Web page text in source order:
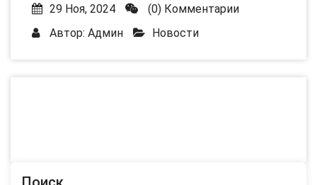
29 Ноя, 2024
(0) Комментарии
Автор: Админ Новости